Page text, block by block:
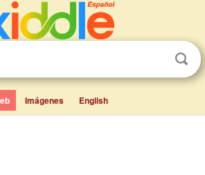
Imágenes English